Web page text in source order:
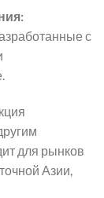
с
для рынков
Азии,